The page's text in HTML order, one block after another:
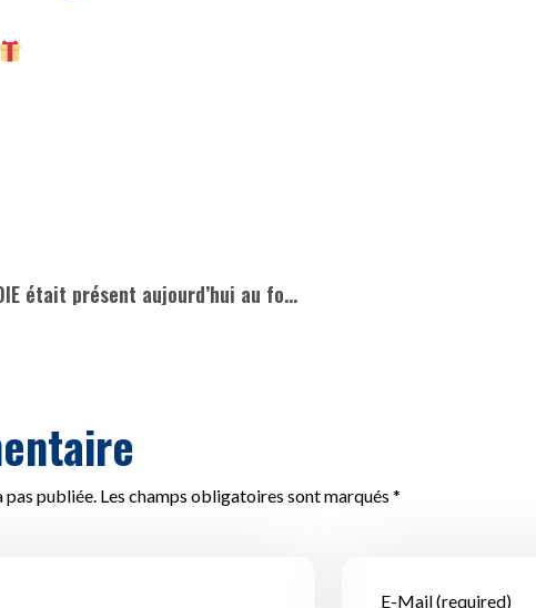
L’atelier informatique d’AGOIE était présent aujourd’hui au forum “Consommer autrement”
publiée. Les champs obligatoires sont marqués *